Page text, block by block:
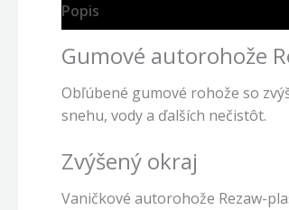
Popis
Gumové autorohože
Obľúbené gumové rohože so
snehu, vody a ďalších nečistôt.
Zvýšený okraj
Vaničkové autorohože Rezaw-